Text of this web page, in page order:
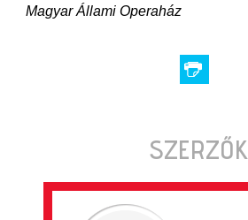
Magyar Állami Operaház
SZERZŐK